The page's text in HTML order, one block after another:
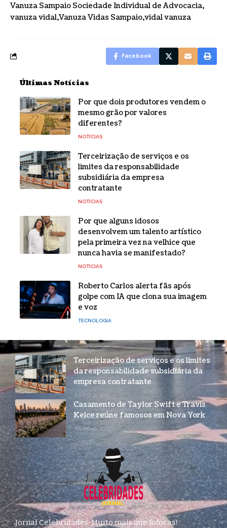
Vanuza Sampaio Sociedade Individual de Advocacia
vanuza vidal Vanuza Vidas Sampaio vidal vanuza
Facebook
Últimas Notícias
Por que dois produtores vendem o
mesmo grão por valores
diferentes?
NOTÍCIAS
Terceirização de serviços e os
limites da responsabilidade
subsidiária da empresa
contratante
NOTÍCIAS
Por que alguns idosos
desenvolvem um talento artístico
pela primeira vez na velhice que
nunca havia se manifestado?
NOTÍCIAS
Roberto Carlos alerta fãs após
golpe com IA que clona sua imagem
e voz
TECNOLOGIA
Terceirização de serviços e os limites
da responsabilidade subsidiária da
empresa contratante
JULHO 31, 2026
Casamento de Taylor Swift e Travis
Kelce reúne famosos em Nova York
JULHO 16, 2026
Jornal Celebridades: Muito mais que fofocas!